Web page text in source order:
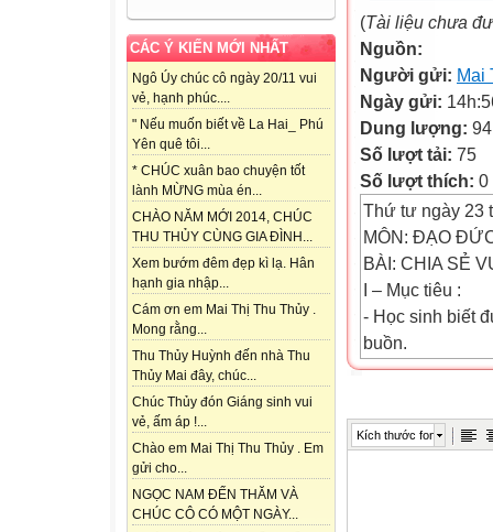
CÁC Ý KIẾN MỚI NHẤT
Ngô Úy chúc cô ngày 20/11 vui
vẻ, hạnh phúc....
" Nếu muốn biết về La Hai_ Phú
Yên quê tôi...
* CHÚC xuân bao chuyện tốt
lành MỪNG mùa én...
CHÀO NĂM MỚI 2014, CHÚC
THU THỦY CÙNG GIA ĐÌNH...
Xem bướm đêm đẹp kì lạ. Hân
hạnh gia nhập...
Cám ơn em Mai Thị Thu Thủy .
Mong rằng...
Thu Thủy Huỳnh đến nhà Thu
Thủy Mai đây, chúc...
Chúc Thủy đón Giáng sinh vui
vẻ, ấm áp !...
Chào em Mai Thị Thu Thủy . Em
gửi cho...
NGỌC NAM ĐẾN THĂM VÀ
CHÚC CÔ CÓ MỘT NGÀY...
(Tài liệu chưa
Nguồn:
Người gửi: Mai
Ngày gửi:
Dung lượng:
Số lượt tải: 75
Số lượt thích: 0
Thứ tư ngày 23
MÔN: ĐẠO
BÀI: CHIA SẺ
I – Mục tiêu :
- Học sinh biết
buồn.
- Nêu được vài
* HS khá, giỏi
II- Các KNS cơ
Kích thước font